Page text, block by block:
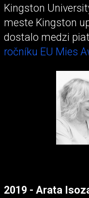
Kingston
meste Kingston
dostalo medzi
ročníku EU Mies
2019 - Arata